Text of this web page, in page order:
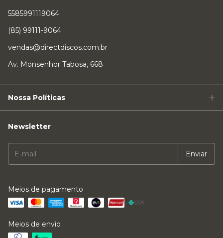
5585991119064
(85) 99111-9064
vendas@directdiscos.com.br
Av. Monsenhor Tabosa, 668
Nossa Políticas
Newsletter
Meios de pagamento
Meios de envio